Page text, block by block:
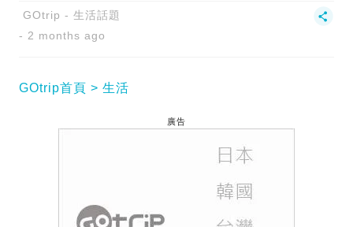
GOtrip - 生活話題
2 months ago
GOtrip首頁 生活
廣告